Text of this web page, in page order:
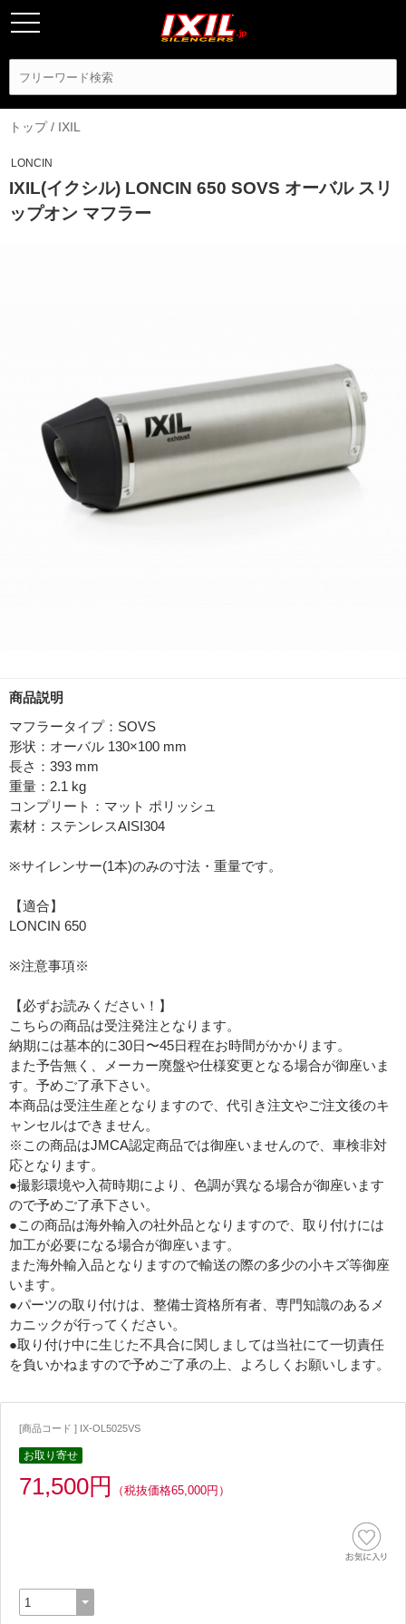
トップ/ IXIL
LONCIN
IXIL(イクシル) LONCIN 650 SOVS オーバル スリ
ップオン マフラー
商品説明
マフラータイプ：SOVS
形状：オーバル 130×100 mm
長さ：393 mm
重量：2.1 kg
コンプリート：マット ポリッシュ
素材：ステンレスAISI304
※サイレンサー(1本)のみの寸法・重量です。
【適合】
LONCIN 650
※注意事項※
【必ずお読みください！】
こちらの商品は受注発注となります。
納期には基本的に30日〜45日程在お時間がかかります。
また予告無く、メーカー廃盤や仕様変更となる場合が御座いま
す。予めご了承下さい。
本商品は受注生産となりますので、代引き注文やご注文後のキ
ャンセルはできません。
※この商品はJMCA認定商品では御座いませんので、車検非対
応となります。
●撮影環境や入荷時期により、色調が異なる場合が御座います
ので予めご了承下さい。
●この商品は海外輸入の社外品となりますので、取り付けには
加工が必要になる場合が御座います。
また海外輸入品となりますので輸送の際の多少の小キズ等御座
います。
●パーツの取り付けは、整備士資格所有者、専門知識のあるメ
カニックが行ってください。
●取り付け中に生じた不具合に関しましては当社にて一切責任
を負いかねますので予めご了承の上、よろしくお願いします。
[商品コード ] IX-OL5025VS
お取り寄せ
71,500円 （税抜価格65,000円）